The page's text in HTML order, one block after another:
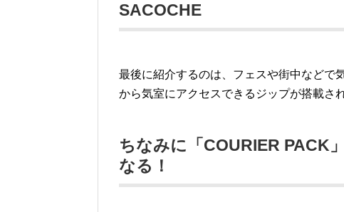
SACOCHE
最後に紹介するのは、フェスや街中などで
から気室にアクセスできるジップが搭載さ
ちなみに「COURIER PACK
なる！